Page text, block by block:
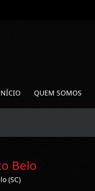
QUEM SOMOS
Belo
(SC)